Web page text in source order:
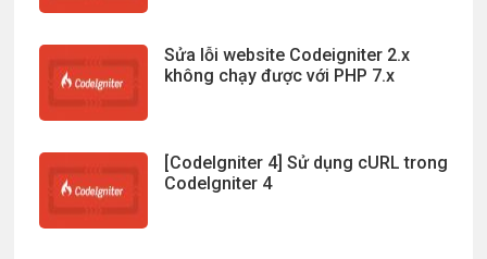
Sửa lỗi website Codeigniter 2.x
không chạy được với PHP 7.x
[CodeIgniter 4] Sử dụng cURL trong
CodeIgniter 4